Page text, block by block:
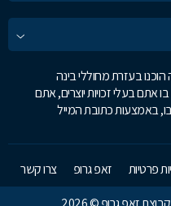
בעזרת מחוללי בינה
אתם בעלי זכויות יוצרים, אתם
באמצעות כתובת המייל
פרטיות זאפ גרופ
צרו קשר